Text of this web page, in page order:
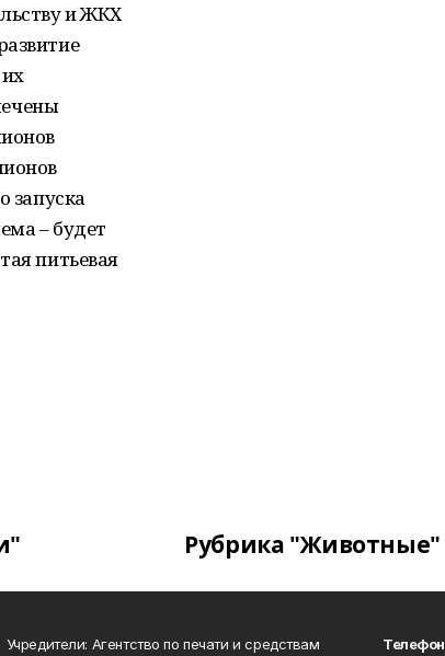
и ЖКХ
запуска
– будет
питьевая
Рубрика "Животные"
Учредители: Агентство по печати и средствам
Телефон